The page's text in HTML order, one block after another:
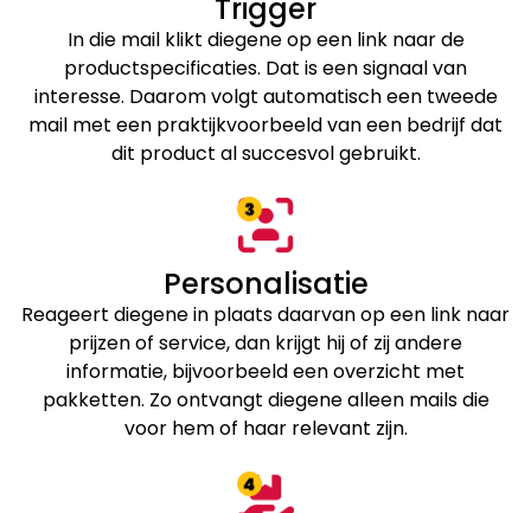
Trigger
In die mail klikt diegene op een link naar de
productspecificaties. Dat is een signaal van
interesse. Daarom volgt automatisch een tweede
mail met een praktijkvoorbeeld van een bedrijf dat
dit product al succesvol gebruikt.
Personalisatie
Reageert diegene in plaats daarvan op een link naar
prijzen of service, dan krijgt hij of zij andere
informatie, bijvoorbeeld een overzicht met
pakketten. Zo ontvangt diegene alleen mails die
voor hem of haar relevant zijn.